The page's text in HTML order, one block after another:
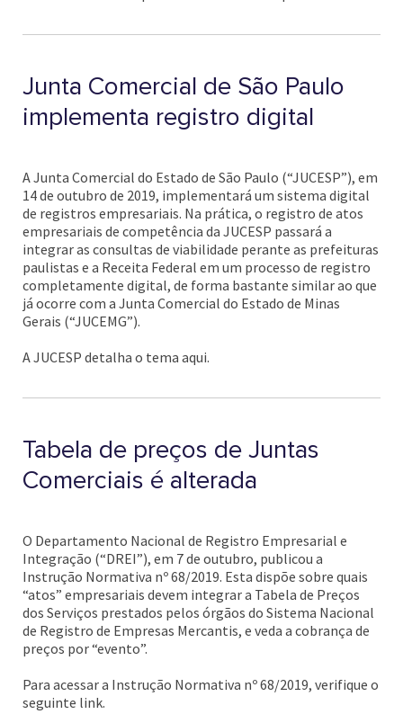
Junta Comercial de São Paulo
implementa registro digital
A Junta Comercial do Estado de São Paulo (“JUCESP”), em
14 de outubro de 2019, implementará um sistema digital
de registros empresariais. Na prática, o registro de atos
empresariais de competência da JUCESP passará a
integrar as consultas de viabilidade perante as prefeituras
paulistas e a Receita Federal em um processo de registro
completamente digital, de forma bastante similar ao que
já ocorre com a Junta Comercial do Estado de Minas
Gerais (“JUCEMG”).
A JUCESP detalha o tema aqui.
Tabela de preços de Juntas
Comerciais é alterada
O Departamento Nacional de Registro Empresarial e
Integração (“DREI”), em 7 de outubro, publicou a
Instrução Normativa nº 68/2019. Esta dispõe sobre quais
“atos” empresariais devem integrar a Tabela de Preços
dos Serviços prestados pelos órgãos do Sistema Nacional
de Registro de Empresas Mercantis, e veda a cobrança de
preços por “evento”.
Para acessar a Instrução Normativa nº 68/2019, verifique o
seguinte link.